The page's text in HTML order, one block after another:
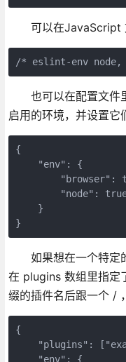
可以在JavaScript
/* eslint-env node,
也可以在配置文件
启用的环境，并设置它
{
    "env": {
"browser":
"node":
    }
}
如果想在一个特定
在 plugins 数组里指定
缀的插件名后跟一个 /
{
"plugins":
    "env": {